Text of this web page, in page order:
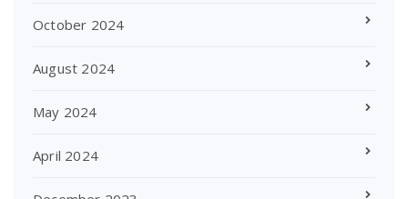
October 2024
August 2024
May 2024
April 2024